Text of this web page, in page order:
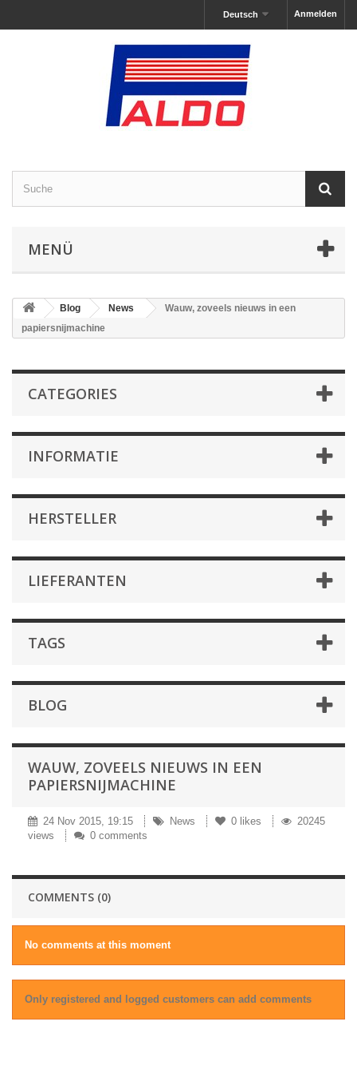
Anmelden
Deutsch
MENÜ
Blog News
Wauw, zoveels nieuws in een
papiersnijmachine
CATEGORIES
INFORMATIE
HERSTELLER
LIEFERANTEN
TAGS
BLOG
WAUW, ZOVEELS NIEUWS IN EEN
PAPIERSNIJMACHINE
24 Nov 2015, 19:15 News 0 likes
20245
views
0 comments
COMMENTS (0)
No comments at this moment
Only registered and logged customers can add comments